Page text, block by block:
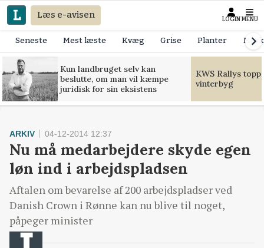
Læs e-avisen LOGIN MENU
Seneste Mest læste Kvæg Grise Planter
Kun landbruget selv kan
beslutte, om man vil kæmpe
juridisk for sin eksistens
KWS Rallys
vinterbyg
ARKIV 04-12-2014 12:37
Nu må medarbejdere skyde egen
løn ind i arbejdspladsen
Aftalen om bevarelse af 200 arbejdspladser ved
Danish Crown i Rønne kan nu blive til noget,
påpeger minister